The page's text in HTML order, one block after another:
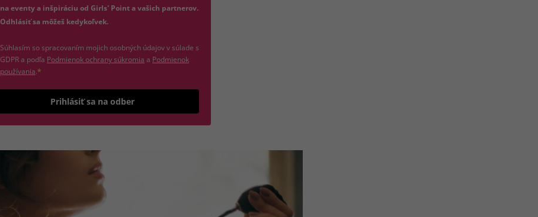
na eventy a inšpiráciu od Girls' Point a vašich partnerov.
Odhlásiť sa môžeš kedykoľvek.
Súhlasím so spracovaním mojich osobných údajov v súlade s
GDPR a podľa Podmienok ochrany súkromia (otvorí sa v novom okne)
a Podmienok
používania(otvorí sa v novom okne)
.*
Prihlásiť sa na odber